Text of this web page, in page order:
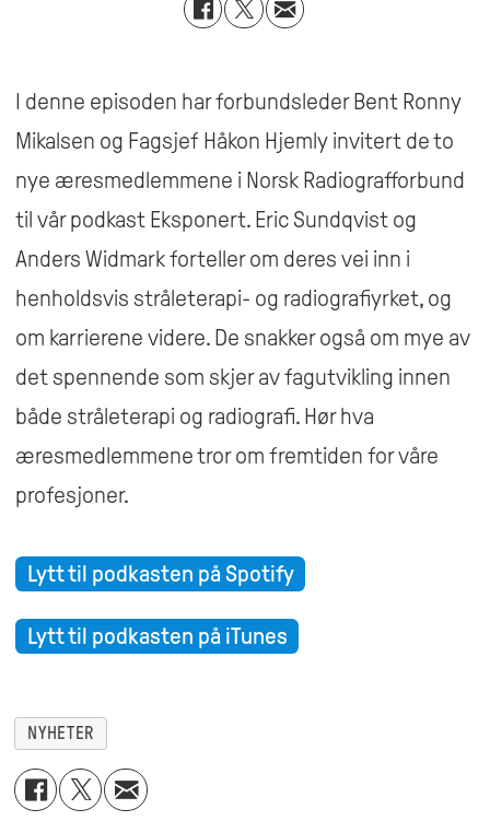
I denne episoden har forbundsleder Bent Ronny
Mikalsen og Fagsjef Håkon Hjemly invitert de to
nye æresmedlemmene i Norsk Radiografforbund
til vår podkast Eksponert. Eric Sundqvist og
Anders Widmark forteller om deres vei inn i
henholdsvis stråleterapi- og radiografiyrket, og
om karrierene videre. De snakker også om mye av
det spennende som skjer av fagutvikling innen
både stråleterapi og radiografi. Hør hva
æresmedlemmene tror om fremtiden for våre
profesjoner.
Lytt til podkasten på Spotify
Lytt til podkasten på iTunes
NYHETER